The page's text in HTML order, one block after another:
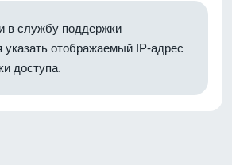
в службу поддержки
указать отображаемый IP-адрес
доступа.